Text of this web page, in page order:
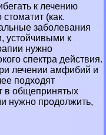
к лечению
(как.
заболевания
устойчивыми к
нужно
спектра действия.
лечении амфибий и
подходят
в общепринятых
нужно продолжить,